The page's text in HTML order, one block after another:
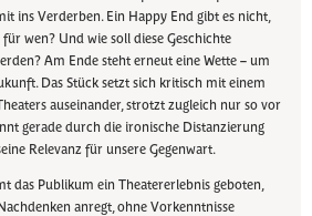
ins Verderben. Ein Happy End gibt es nicht,
wen? Und wie soll diese Geschichte
Am Ende steht erneut eine Wette – um
Das Stück setzt sich kritisch mit einem
auseinander, strotzt zugleich nur so vor
gerade durch die ironische Distanzierung
Relevanz für unsere Gegenwart.
das Publikum ein Theatererlebnis geboten,
anregt, ohne Vorkenntnisse